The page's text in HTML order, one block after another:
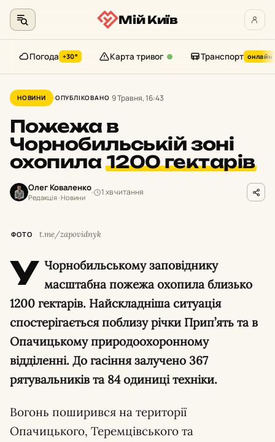
до
контенту
Мій Київ
Погода +30° Карта тривог Транспорт онлайн
НОВИНИ ОПУБЛІКОВАНО 9 Травня, 16:43
Пожежа в
Чорнобильській зоні
охопила 1200 гектарів
Олег Коваленко
Редакція · Новини
1 хв читання
ФОТО t.me/zapovidnyk
У Чорнобильському заповіднику
масштабна пожежа охопила близько
1200 гектарів. Найскладніша ситуація
спостерігається поблизу річки Прип’ять та в
Опачицькому природоохоронному
відділенні. До гасіння залучено 367
рятувальників та 84 одиниці техніки.
Вогонь поширився на території
Опачицького, Теремцівського та